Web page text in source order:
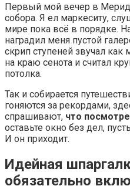
Первый мой вечер в
собора. Я ел маркеситу,
мире пока всё в порядке.
наградил меня пустой
скрип ступеней звучал
на краю сенота и считал
потолка.
Так и собирается
гоняются за рекордами,
спрашивают, что
оставьте окно без дел,
И он приходит.
Идейная
обязательно